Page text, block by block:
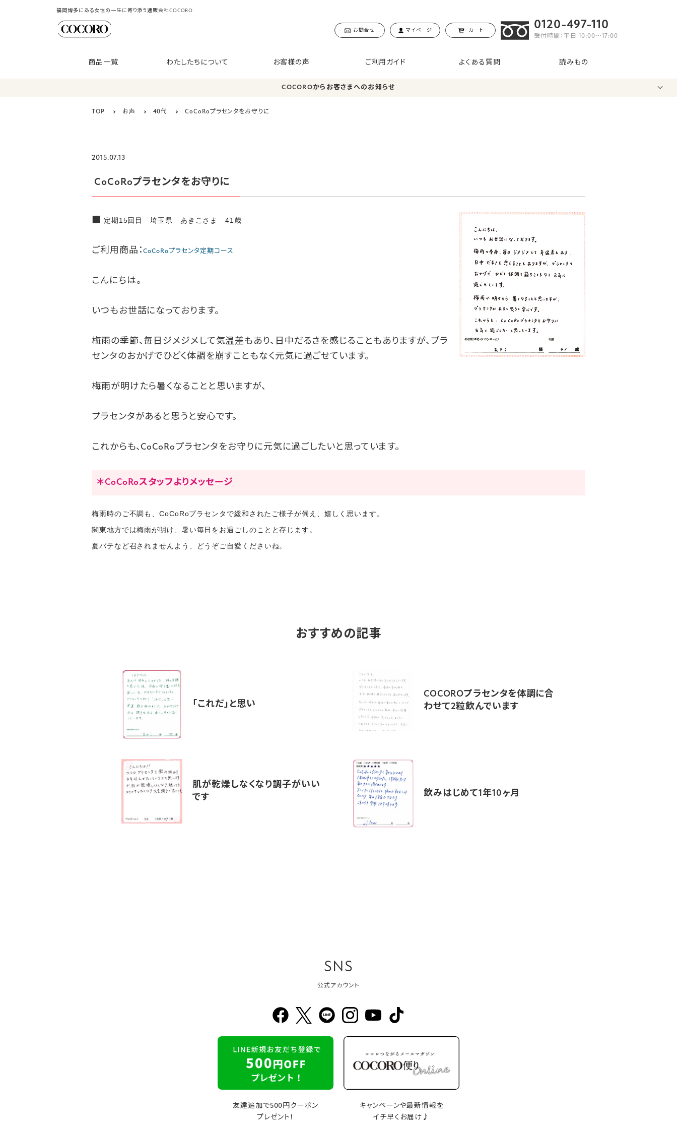
福岡博多にある女性の一生に寄り添う通販会社COCORO
お問合せ マイページ カート 0120-497-110
受付時間：平日 10:00〜17:00
商品一覧 わたしたちについて お客様の声 ご利用ガイド よくある質問 読みもの
COCOROからお客さまへのお知らせ
TOP お声 40代 CoCoRoプラセンタをお守りに
2015.07.13
CoCoRoプラセンタをお守りに
■ 定期15回目 埼玉県 あきこさま 41歳
ご利用商品：CoCoRoプラセンタ定期コース
こんにちは。
いつもお世話になっております。
梅雨の季節、毎日ジメジメして気温差もあり、日中だるさを感じることもありますが、プラ
センタのおかげでひどく体調を崩すこともなく元気に過ごせています。
梅雨が明けたら暑くなることと思いますが、
プラセンタがあると思うと安心です。
これからも、CoCoRoプラセンタをお守りに元気に過ごしたいと思っています。
＊CoCoRoスタッフよりメッセージ
梅雨時のご不調も、CoCoRoプラセンタで緩和されたご様子が伺え、嬉しく思います。
関東地方では梅雨が明け、暑い毎日をお過ごしのことと存じます。
夏バテなど召されませんよう、どうぞご自愛くださいね。
おすすめの記事
「これだ」と思い
COCOROプラセンタを体調に合
わせて2粒飲んでいます
肌が乾燥しなくなり調子がいい
です
飲みはじめて1年10ヶ月
SNS
公式アカウント
友達追加で500円クーポン
プレゼント！
キャンペーンや最新情報を
イチ早くお届け♪